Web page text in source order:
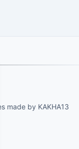
made by KAKHA13